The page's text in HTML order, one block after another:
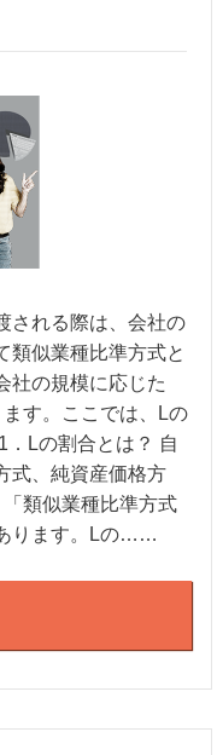
される際は、会社の
類似業種比準方式と
社の規模に応じた
す。ここでは、Lの
Lの割合とは？ 自
式、純資産価格方
類似業種比準方式
ります。Lの……